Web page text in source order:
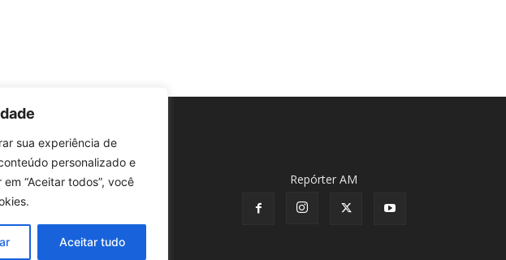
sua experiência de
personalizado e
“Aceitar todos”, você
Aceitar tudo
Repórter AM